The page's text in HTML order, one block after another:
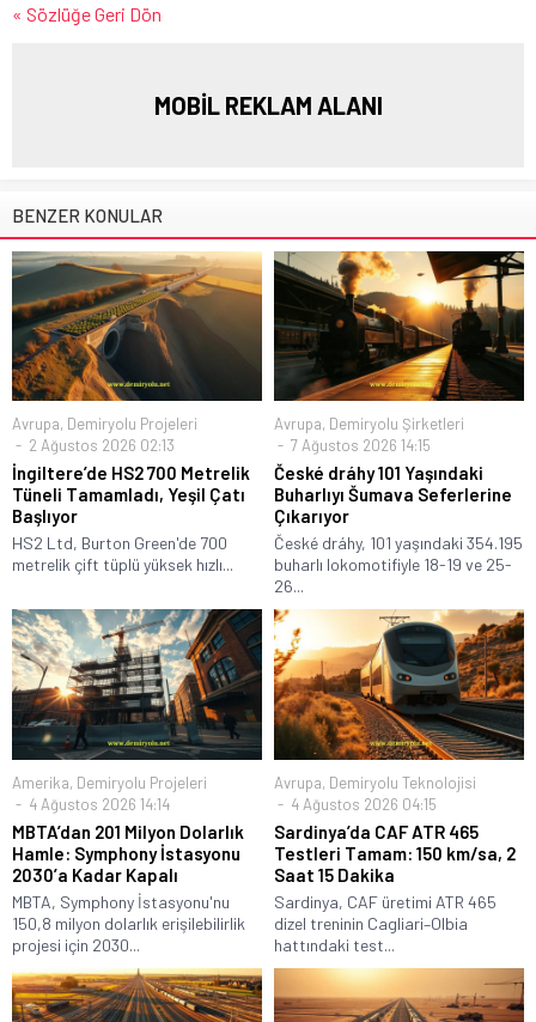
« Sözlüğe Geri Dön
MOBİL REKLAM ALANI
BENZER KONULAR
Avrupa, Demiryolu Projeleri
2 Ağustos 2026 02:13
İngiltere’de HS2 700 Metrelik
Tüneli Tamamladı, Yeşil Çatı
Başlıyor
HS2 Ltd, Burton Green'de 700
metrelik çift tüplü yüksek hızlı...
Avrupa, Demiryolu Şirketleri
7 Ağustos 2026 14:15
České dráhy 101 Yaşındaki
Buharlıyı Šumava Seferlerine
Çıkarıyor
České dráhy, 101 yaşındaki 354.195
buharlı lokomotifiyle 18-19 ve 25-
26...
Amerika, Demiryolu Projeleri
4 Ağustos 2026 14:14
MBTA’dan 201 Milyon Dolarlık
Hamle: Symphony İstasyonu
2030’a Kadar Kapalı
MBTA, Symphony İstasyonu'nu
150,8 milyon dolarlık erişilebilirlik
projesi için 2030...
Avrupa, Demiryolu Teknolojisi
4 Ağustos 2026 04:15
Sardinya’da CAF ATR 465
Testleri Tamam: 150 km/sa, 2
Saat 15 Dakika
Sardinya, CAF üretimi ATR 465
dizel treninin Cagliari–Olbia
hattındaki test...